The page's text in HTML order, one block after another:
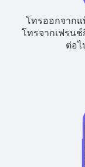
โทรออกจากแ
โทรจากเฟรนช์
ต่อไ